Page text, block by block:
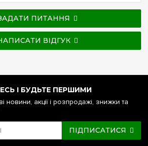
ПИТАННЯ
ВІДГУК
І БУДЬТЕ ПЕРШИМИ
новини, акції і розпродажі, знижки та
ПІДПИСАТИСЯ